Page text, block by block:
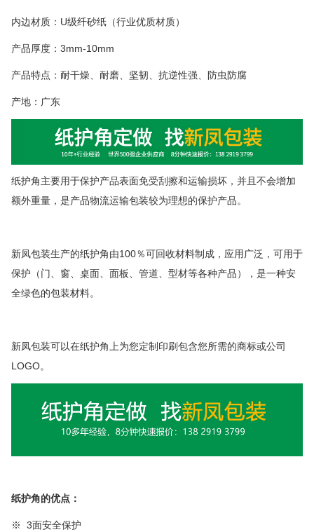
内边材质： U级纤砂纸（行业优质材质）
产品厚度： 3mm-10mm
产品特点：耐干燥、耐磨、坚韧、抗逆性强、防虫防腐
产地：广东
纸护角主要用于保护产品表面免受刮擦和运输损坏，并且不会增加
额外重量，是产品物流运输包装较为理想的保护产品。
新凤包装生产的纸护角由100％可回收材料制成 ，应用广泛，可用于
保护（门、窗、桌面、面板、管道、型材等各种产品），是一种安
全绿色的包装材料。
新凤包装可以在纸护角上为您定制印刷包含您所需的商标或公司
LOGO。
纸护角的优点：
※ 3面安全保护